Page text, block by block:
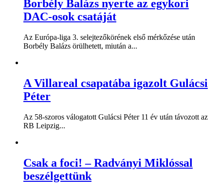
Borbély Balázs nyerte az egykori
DAC-osok csatáját
Az Európa-liga 3. selejtezőkörének első mérkőzése után
Borbély Balázs örülhetett, miután a...
A Villareal csapatába igazolt Gulácsi
Péter
Az 58-szoros válogatott Gulácsi Péter 11 év után távozott az
RB Leipzig...
Csak a foci! – Radványi Miklóssal
beszélgettünk